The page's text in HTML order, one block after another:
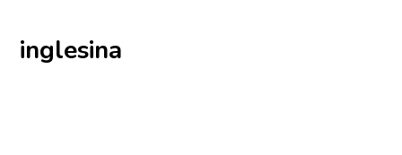
inglesina